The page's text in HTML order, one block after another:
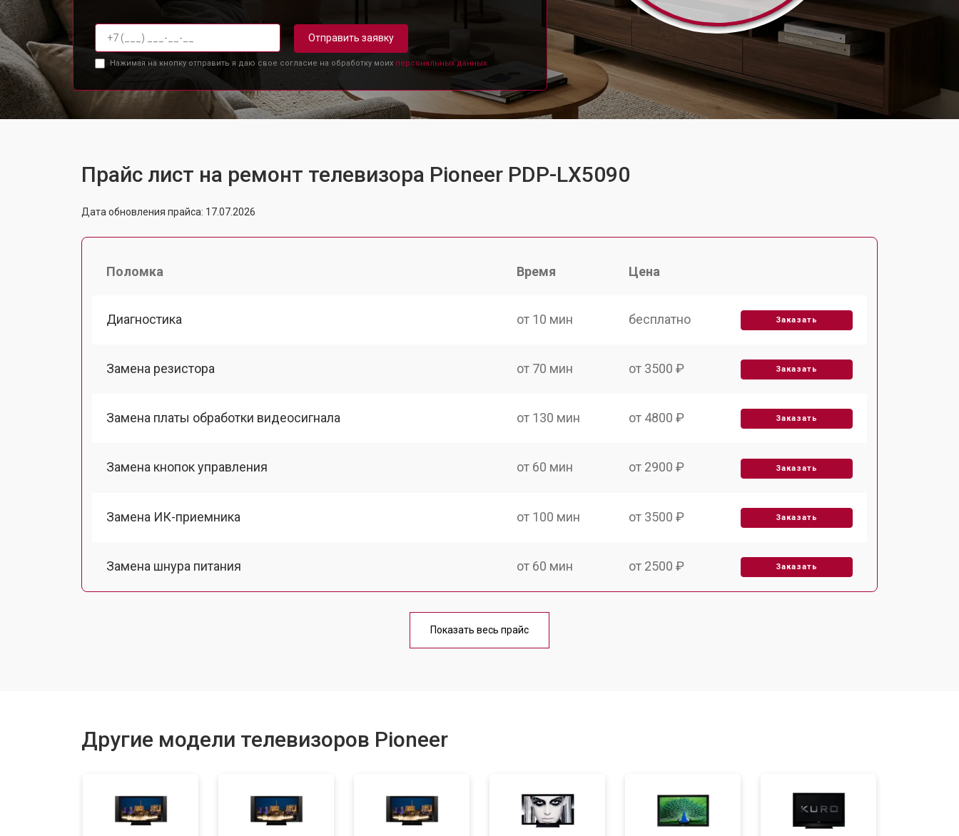
Отправить заявку
Нажимая на кнопку отправить я даю свое согласие на обработку моих персональных данных.
Прайс лист на ремонт телевизора Pioneer PDP-LX5090
Дата обновления прайса: 17.07.2026
Поломка Время Цена
Диагностика от 10 мин бесплатно Заказать
Замена резистора от 70 мин от 3500 ₽ Заказать
Замена платы обработки видеосигнала от 130 мин от 4800 ₽ Заказать
Замена кнопок управления от 60 мин от 2900 ₽ Заказать
Замена ИК-приемника от 100 мин от 3500 ₽ Заказать
Замена шнура питания от 60 мин от 2500 ₽ Заказать
от 90 мин
Замена модуля Wi-Fi от 70 мин от 3500 ₽ Заказать
Показать весь прайс
Другие модели телевизоров Pioneer